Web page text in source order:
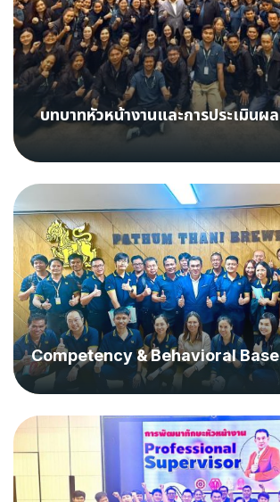
บทบาทหัวหน้างานและการประเมินผ
ตามCompetency - BLC
Cosmetics
Competency & Behavioral
- ปทุมธานี บิวเวอรี่ (เบียร์สิงห์)